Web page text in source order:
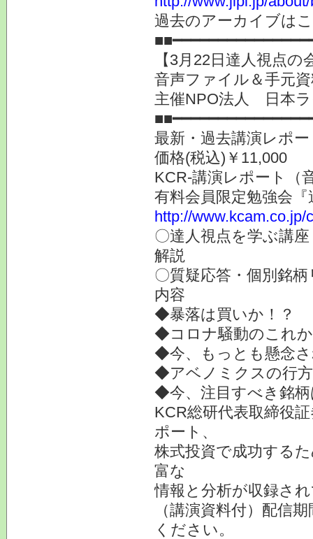
過去のアーカイブ
【3月22日達人視点
音声ファイル＆手元
主催NPO法人 日本
最新・過去講演レポ
価格(税込)￥11,000
KCR-講演レポート（
有料会員限定勉強会
http://www.kcam.co.jp/
〇達人視点を学ぶ講
解説
〇質疑応答・個別銘
内容
◆暴落は買いか！？
◆コロナ騒動のこれ
◆今、もっとも懸念
◆アベノミクスの行
◆今、注目すべき銘柄
KCR総研代表取締役
ポート、
株式投資で成功する
富な
情報と分析が収録さ
（講演資料付）配信
ください。